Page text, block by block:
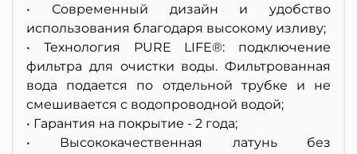
• Современный дизайн и удобство
использования благодаря высокому изливу;
• Технология PURE LIFE®: подключение
фильтра для очистки воды. Фильтрованная
вода подается по отдельной трубке и не
смешивается с водопроводной водой;
• Гарантия на покрытие - 2 года;
• Высококачественная латунь без